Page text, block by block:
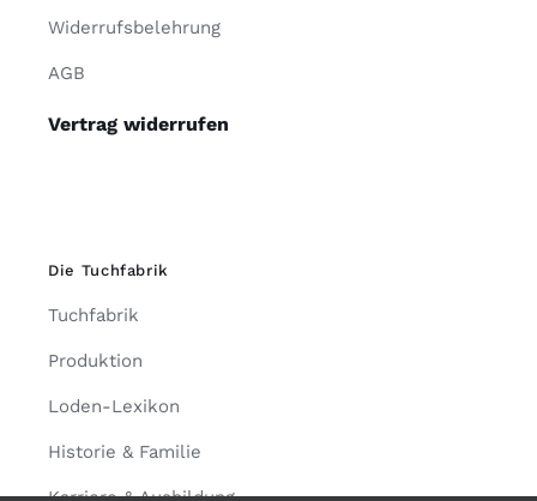
Widerrufsbelehrung
AGB
Vertrag widerrufen
Die Tuchfabrik
Tuchfabrik
Produktion
Loden-Lexikon
Historie & Familie